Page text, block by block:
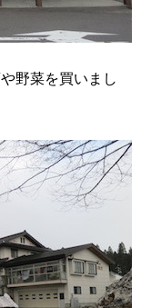
野菜を買いまし